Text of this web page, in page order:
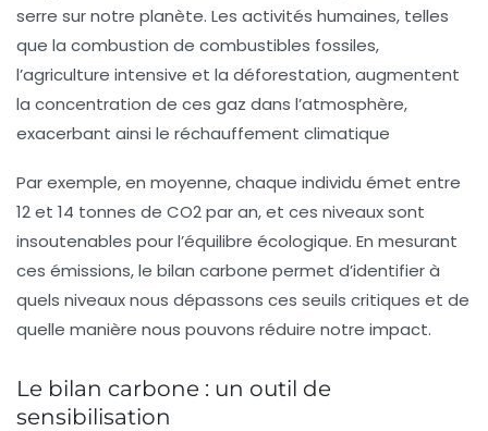
serre sur notre planète. Les activités humaines, telles
que la combustion de combustibles fossiles,
l’agriculture intensive et la déforestation, augmentent
la concentration de ces gaz dans l’atmosphère,
exacerbant ainsi le réchauffement climatique
Par exemple, en moyenne, chaque individu émet entre
12 et 14 tonnes de CO2 par an, et ces niveaux sont
insoutenables pour l’équilibre écologique. En mesurant
ces émissions, le bilan carbone permet d’identifier à
quels niveaux nous dépassons ces seuils critiques et de
quelle manière nous pouvons réduire notre impact.
Le bilan carbone : un outil de
sensibilisation